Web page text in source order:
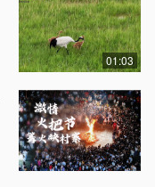
01:03